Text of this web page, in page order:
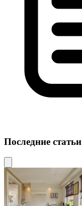
Последние статьи